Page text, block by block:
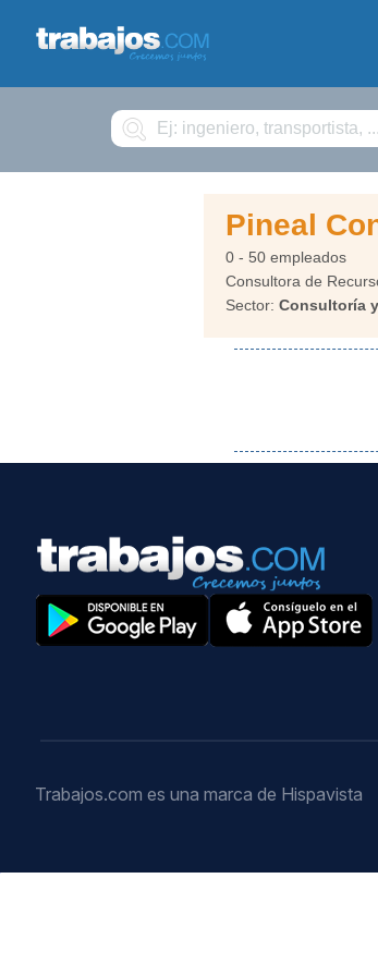
Buscar
Pineal
0 - 50 empleados
Consultora de
Sector: Consultoría
Trabajos.com es una marca de Hispavista